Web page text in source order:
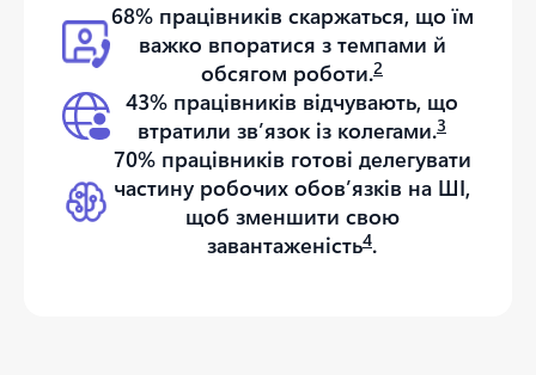
68% працівників скаржаться, що їм
важко впоратися з темпами й
обсягом роботи.2
43% працівників відчувають, що
втратили зв’язок із колегами.3
70% працівників готові делегувати
частину робочих обов’язків на ШІ,
щоб зменшити свою
завантаженість4.